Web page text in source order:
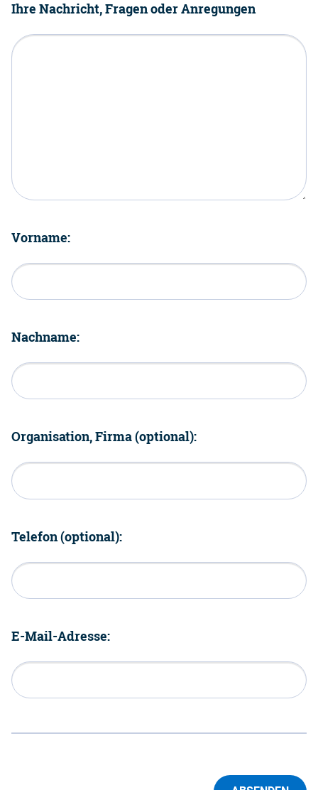
Ihre Nachricht, Fragen oder Anregungen
Vorname:
Nachname:
Organisation, Firma (optional):
Telefon (optional):
E-Mail-Adresse: